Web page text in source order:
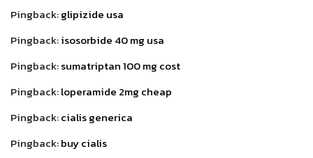
Pingback:glipizide usa
Pingback:isosorbide 40 mg usa
Pingback:sumatriptan 100 mg cost
Pingback:loperamide 2mg cheap
Pingback:cialis generica
Pingback:buy cialis